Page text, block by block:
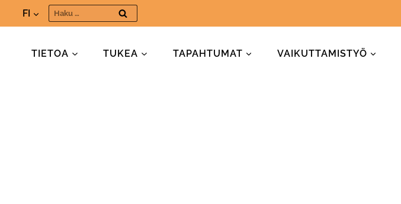
FI Haku:
TIETOA TUKEA TAPAHTUMAT VAIKUTTAMISTYÖ